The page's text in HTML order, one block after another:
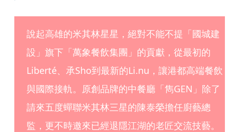
說起高雄的米其林星星，絕對不能不提「國城建
設」旗下「萬象餐飲集團」的貢獻，從最初的
Liberté、承Sho到最新的Li.nu，讓港都高端餐飲
與國際接軌。原創品牌的中餐廳「雋GEN」除了
請來五度蟬聯米其林三星的陳泰榮擔任廚藝總
監，更不時邀來已經退隱江湖的老匠交流技藝。